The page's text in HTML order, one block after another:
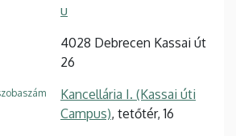
u
4028 Debrecen Kassai út
26
Kancellária I. (Kassai úti
Campus), tetőtér, 16